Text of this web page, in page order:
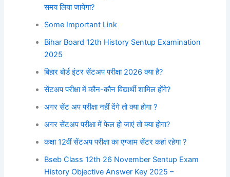
समय लिया जायेगा?
Some Important Link
Bihar Board 12th History Sentup Examination
2025
बिहार बोर्ड इंटर सेंटअप परीक्षा 2026 क्या है?
सेंटअप परीक्षा में कौन-कौन विद्यार्थी शामिल होंगे?
अगर सेंट अप परीक्षा नहीं देंगे तो क्या होगा ?
अगर सेंटअप परीक्षा में फेल हो जाएं तो क्या होगा?
कक्षा 12वीं सेंटअप परीक्षा का एग्जाम सेंटर कहां रहेगा ?
Bseb Class 12th 26 November Sentup Exam
History Objective Answer Key 2025 –